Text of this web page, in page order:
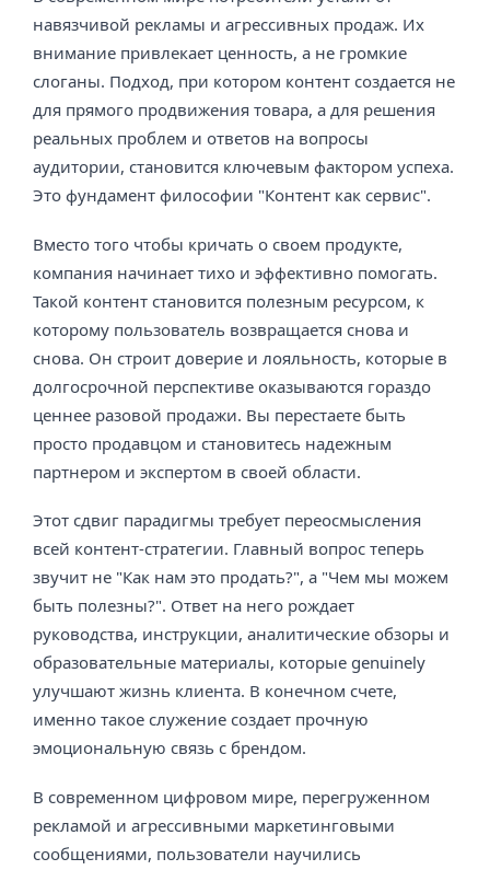
навязчивой рекламы и агрессивных продаж. Их
внимание привлекает ценность, а не громкие
слоганы. Подход, при котором контент создается не
для прямого продвижения товара, а для решения
реальных проблем и ответов на вопросы
аудитории, становится ключевым фактором успеха.
Это фундамент философии "Контент как сервис".
Вместо того чтобы кричать о своем продукте,
компания начинает тихо и эффективно помогать.
Такой контент становится полезным ресурсом, к
которому пользователь возвращается снова и
снова. Он строит доверие и лояльность, которые в
долгосрочной перспективе оказываются гораздо
ценнее разовой продажи. Вы перестаете быть
просто продавцом и становитесь надежным
партнером и экспертом в своей области.
Этот сдвиг парадигмы требует переосмысления
всей контент-стратегии. Главный вопрос теперь
звучит не "Как нам это продать?", а "Чем мы можем
быть полезны?". Ответ на него рождает
руководства, инструкции, аналитические обзоры и
образовательные материалы, которые genuinely
улучшают жизнь клиента. В конечном счете,
именно такое служение создает прочную
эмоциональную связь с брендом.
В современном цифровом мире, перегруженном
рекламой и агрессивными маркетинговыми
сообщениями, пользователи научились